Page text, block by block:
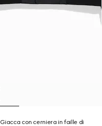
Giacca con cerniera in faille di